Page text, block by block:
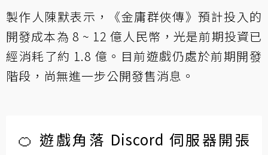
製作人陳默表示，《金庸群俠傳》預計投入的
開發成本為 8 ~ 12 億人民幣，光是前期投資已
經消耗了約 1.8 億。目前遊戲仍處於前期開發
階段，尚無進一步公開發售消息。
🍊 遊戲角落 Discord 伺服器開張